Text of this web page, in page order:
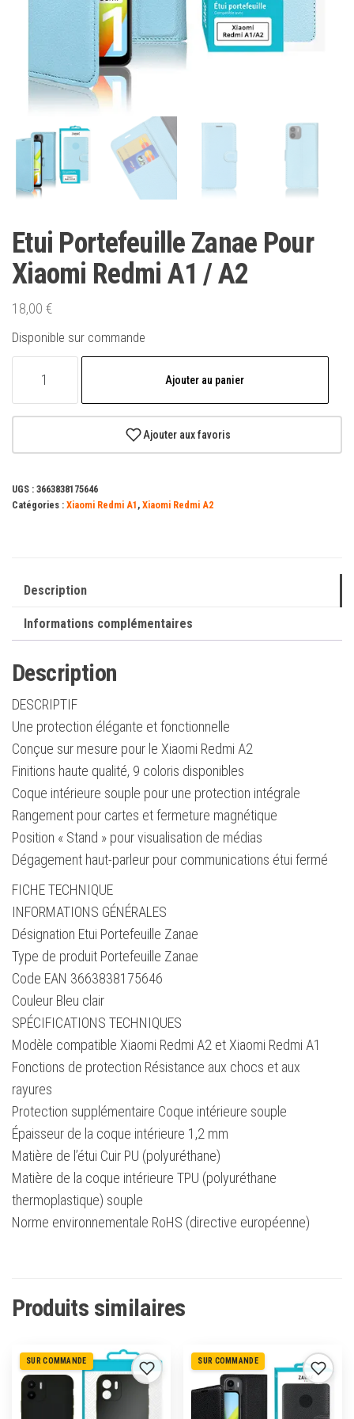
Etui Portefeuille Zanae Pour
Xiaomi Redmi A1 / A2
18,00 €
Disponible sur commande
Zanae
Xiaomi
A2
Ajouter au panier
Ajouter aux favoris
UGS : 3663838175646
Catégories : Xiaomi Redmi A1 , Xiaomi Redmi A2
Description
Informations complémentaires
Description
DESCRIPTIF
Une protection élégante et fonctionnelle
Conçue sur mesure pour le Xiaomi Redmi A2
Finitions haute qualité, 9 coloris disponibles
Coque intérieure souple pour une protection intégrale
Rangement pour cartes et fermeture magnétique
Position « Stand » pour visualisation de médias
Dégagement haut-parleur pour communications étui fermé
FICHE TECHNIQUE
INFORMATIONS GÉNÉRALES
Désignation Etui Portefeuille Zanae
Type de produit Portefeuille Zanae
Code EAN 3663838175646
Couleur Bleu clair
SPÉCIFICATIONS TECHNIQUES
Modèle compatible Xiaomi Redmi A2 et Xiaomi Redmi A1
Fonctions de protection Résistance aux chocs et aux
rayures
Protection supplémentaire Coque intérieure souple
Épaisseur de la coque intérieure 1,2 mm
Matière de l’étui Cuir PU (polyuréthane)
Matière de la coque intérieure TPU (polyuréthane
thermoplastique) souple
Norme environnementale RoHS (directive européenne)
Produits similaires
SUR COMMANDE SUR COMMANDE